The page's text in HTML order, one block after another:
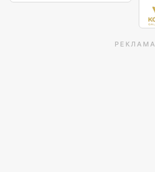
РЕКЛАМА